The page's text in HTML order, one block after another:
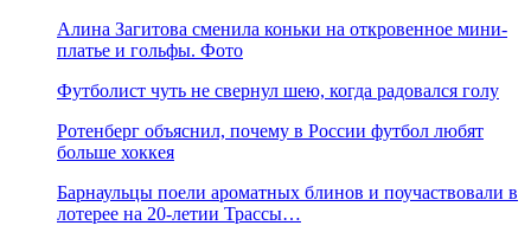
Алина Загитова сменила коньки на откровенное мини-
платье и гольфы. Фото
Футболист чуть не свернул шею, когда радовался голу
Ротенберг объяснил, почему в России футбол любят
больше хоккея
Барнаульцы поели ароматных блинов и поучаствовали в
лотерее на 20-летии Трассы…